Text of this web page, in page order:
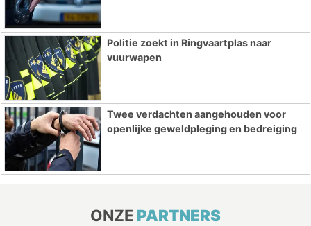
Politie zoekt in Ringvaartplas naar
vuurwapen
Twee verdachten aangehouden voor
openlijke geweldpleging en bedreiging
ONZE PARTNERS